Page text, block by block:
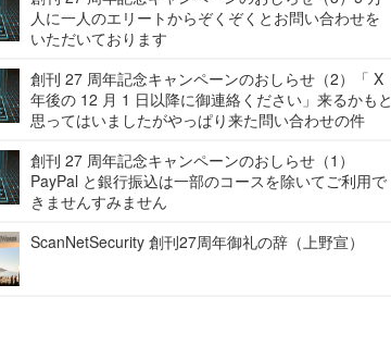
人に一人のエリートからぞくぞくとお問い合わせを
いただいております
創刊 27 周年記念キャンペーンのおしらせ（2）「 X
年後の 12 月 1 日以降に御連絡ください」来るかもと
思ってはいましたがやっぱり来た問い合わせの件
創刊 27 周年記念キャンペーンのおしらせ（1）
PayPal と銀行振込は一部のコースを除いてご利用で
きませんすみません
ScanNetSecurity 創刊27周年御礼の辞（上野宣）